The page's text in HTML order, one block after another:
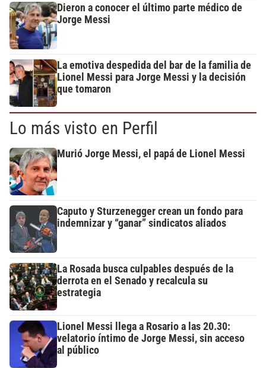
Dieron a conocer el último parte médico de
Jorge Messi
La emotiva despedida del bar de la familia de
Lionel Messi para Jorge Messi y la decisión
que tomaron
Lo más visto en Perfil
Murió Jorge Messi, el papá de Lionel Messi
Caputo y Sturzenegger crean un fondo para
indemnizar y “ganar” sindicatos aliados
La Rosada busca culpables después de la
derrota en el Senado y recalcula su
estrategia
Lionel Messi llega a Rosario a las 20.30:
velatorio íntimo de Jorge Messi, sin acceso
al público